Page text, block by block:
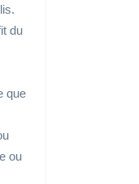
du
que
ou